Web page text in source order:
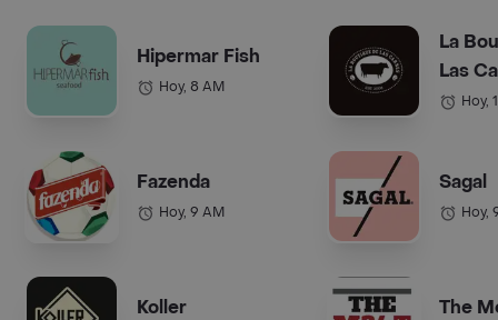
Hipermar Fish
Hoy, 8 AM
Fazenda
Hoy, 9 AM
Koller
La
Las
Hoy,
Sagal
Hoy,
The